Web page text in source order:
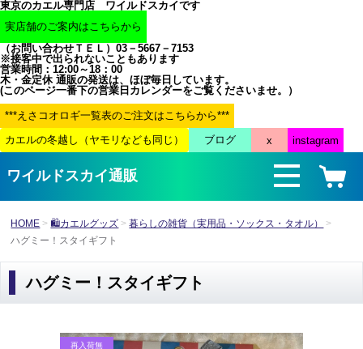
東京のカエル専門店 ワイルドスカイです
（お問い合わせＴＥＬ）03－5667－7153
※接客中で出られないこともあります
営業時間：12:00～18：00
木・金定休 通販の発送は、ほぼ毎日しています。
(このページ一番下の営業日カレンダーをご覧くださいませ。）
ワイルドスカイ通販
HOME 🛍カエルグッズ
暮らしの雑貨（実用品・ソックス・タオル）
ハグミー！スタイギフト
ハグミー！スタイギフト